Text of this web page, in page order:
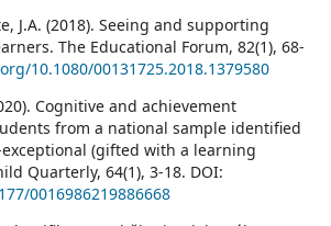
J.A. (2018). Seeing and supporting
The Educational Forum, 82(1), 68-
10.1080/00131725.2018.1379580
Cognitive and achievement
from a national sample identified
(gifted with a learning
Quarterly, 64(1), 3-18. DOI:
0016986219886668